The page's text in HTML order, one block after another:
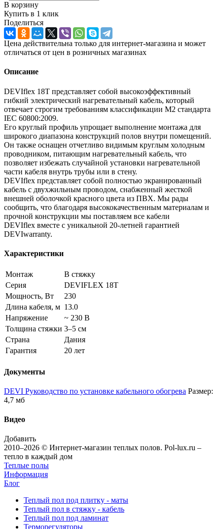
В корзину
Купить в 1 клик
Поделиться
Цена действительна только для интернет-магазина и может
отличаться от цен в розничных магазинах
Описание
DEVIflex 18T представляет собой высокоэффективный
гибкий электрический нагревательный кабель, который
отвечает строгим требованиям классификации M2 стандарта
IEC 60800:2009.
Его круглый профиль упрощает выполнение монтажа для
широкого диапазона конструкций полов внутри помещений.
Он также оснащен отчетливо видимым круглым холодным
проводником, питающим нагревательный кабель, что
позволяет избежать случайной установки нагревательной
части кабеля внутрь трубы или в стену.
DEVIflex представляет собой полностью экранированный
кабель с двухжильным проводом, снабженный жесткой
внешней оболочкой красного цвета из ПВХ. Мы рады
сообщить, что благодаря высококачественным материалам и
прочной конструкции мы поставляем все кабели
DEVIflex вместе с уникальной 20-летней гарантией
DEVIwarranty.
Характеристики
Монтаж
В стяжку
Серия
DEVIFLEX 18T
Мощность, Вт
230
Длина кабеля, м 13.0
Напряжение
~ 230 В
Толщина стяжки 3–5 см
Страна
Дания
Гарантия
20 лет
Документы
DEVI Руководство по установке кабельного обогрева Размер:
4,7 мб
Видео
Добавить
2010–2026 © Интернет-магазин теплых полов. Pol-lux.ru –
тепло в каждый дом
Теплые полы
Информация
Блог
Теплый пол под плитку - маты
Теплый пол в стяжку - кабель
Теплый пол под ламинат
Терморегуляторы